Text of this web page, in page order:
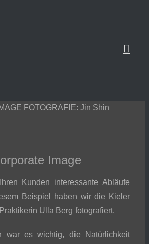
FOTOGRAFIE: Jin Shin
Image
Kunden interessante Abläufe
Beispiel haben wir die Kieler
Ulla Berg fotografiert.
war es wichtig, die Natürlichkeit